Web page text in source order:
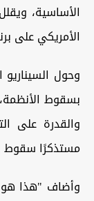
الأساسية،
الأمريكي على
وحول
بسقوط
والقدرة على
مستذكرًا سقوط
وأضاف "هذا هو